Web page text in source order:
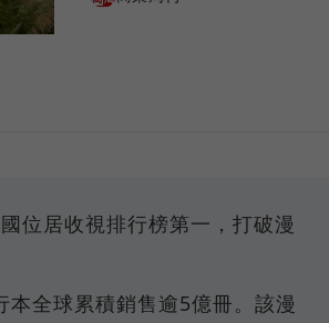
位居收視排行榜第一，打破漫
本全球累積銷售逾5億冊。該漫